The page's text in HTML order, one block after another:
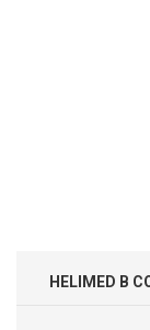
HELIMED В